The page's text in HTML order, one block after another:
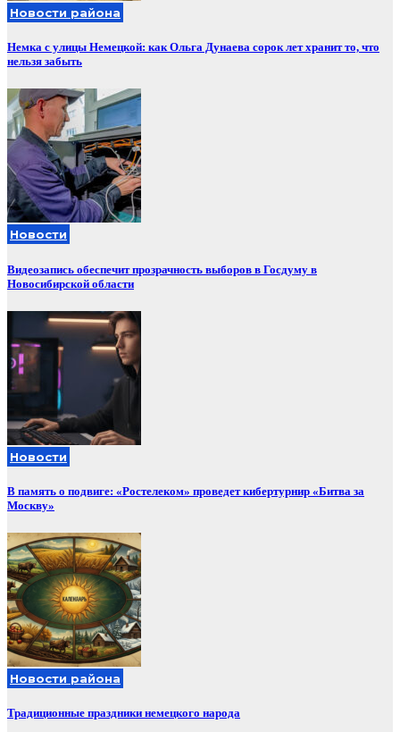
Новости района
Немка с улицы Немецкой: как Ольга Дунаева сорок лет хранит то, что
нельзя забыть
Новости
Видеозапись обеспечит прозрачность выборов в Госдуму в
Новосибирской области
Новости
В память о подвиге: «Ростелеком» проведет кибертурнир «Битва за
Москву»
Новости района
Традиционные праздники немецкого народа